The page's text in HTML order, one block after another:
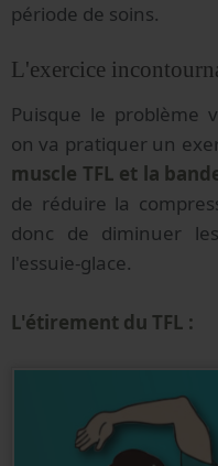
période de soins.
L'exercice
Puisque le problème
on va pratiquer un
muscle TFL et la
de réduire la
donc de diminuer
l'essuie-glace.
L'étirement du TFL :